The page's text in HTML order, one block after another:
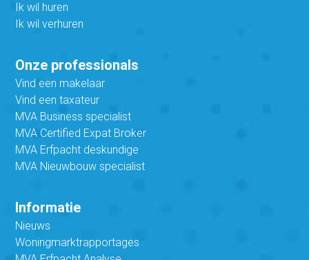
Ik wil huren
Ik wil verhuren
Onze professionals
Vind een makelaar
Vind een taxateur
MVA Business specialist
MVA Certified Expat Broker
MVA Erfpacht deskundige
MVA Nieuwbouw specialist
Informatie
Nieuws
Woningmarktrapportages